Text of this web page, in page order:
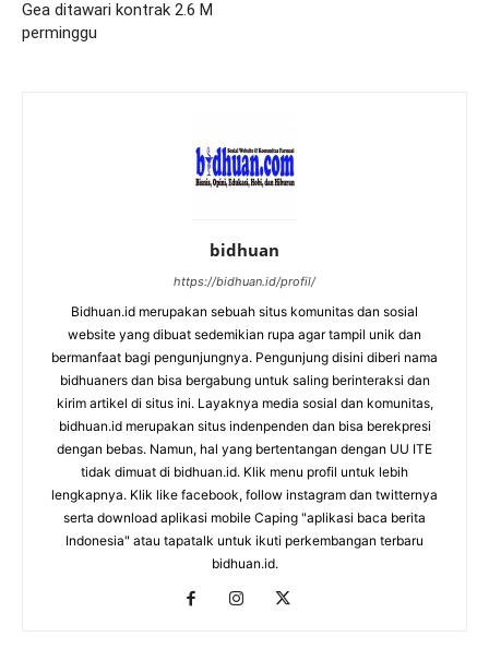
Gea ditawari kontrak 2.6 M
perminggu
bidhuan
https://bidhuan.id/profil/
Bidhuan.id merupakan sebuah situs komunitas dan sosial
website yang dibuat sedemikian rupa agar tampil unik dan
bermanfaat bagi pengunjungnya. Pengunjung disini diberi nama
bidhuaners dan bisa bergabung untuk saling berinteraksi dan
kirim artikel di situs ini. Layaknya media sosial dan komunitas,
bidhuan.id merupakan situs indenpenden dan bisa berekpresi
dengan bebas. Namun, hal yang bertentangan dengan UU ITE
tidak dimuat di bidhuan.id. Klik menu profil untuk lebih
lengkapnya. Klik like facebook, follow instagram dan twitternya
serta download aplikasi mobile Caping "aplikasi baca berita
Indonesia" atau tapatalk untuk ikuti perkembangan terbaru
bidhuan.id.